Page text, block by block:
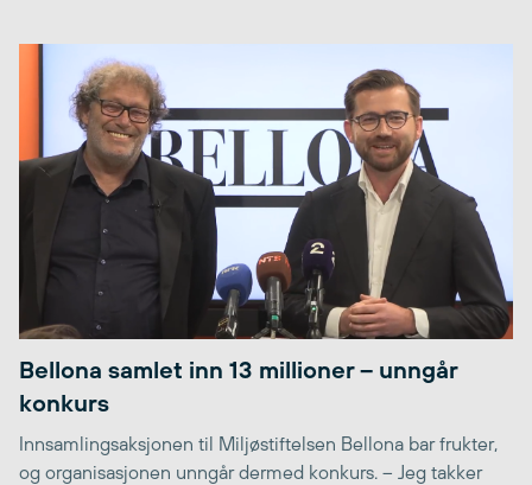
Bellona samlet inn 13 millioner – unngår
konkurs
Innsamlingsaksjonen til Miljøstiftelsen Bellona bar frukter,
og organisasjonen unngår dermed konkurs. – Jeg takker